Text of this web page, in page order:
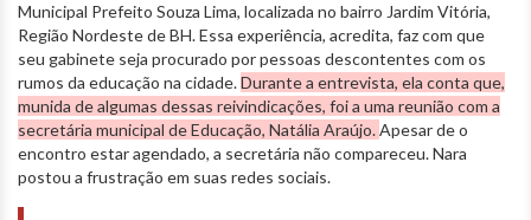
Municipal Prefeito Souza Lima, localizada no bairro Jardim Vitória,
Região Nordeste de BH. Essa experiência, acredita, faz com que
seu gabinete seja procurado por pessoas descontentes com os
rumos da educação na cidade.Durante a entrevista, ela conta que,
munida de algumas dessas reivindicações, foi a uma reunião com a
secretária municipal de Educação, Natália Araújo.Apesar de o
encontro estar agendado, a secretária não compareceu. Nara
postou a frustração em suas redes sociais.